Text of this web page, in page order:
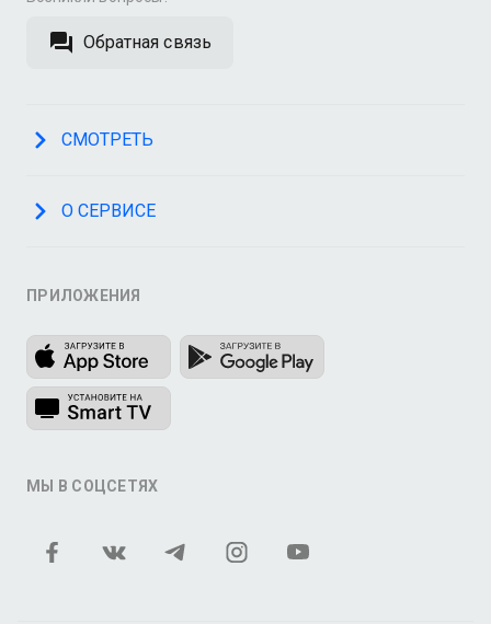
Обратная связь
СМОТРЕТЬ
О СЕРВИСЕ
ПРИЛОЖЕНИЯ
МЫ В СОЦСЕТЯХ